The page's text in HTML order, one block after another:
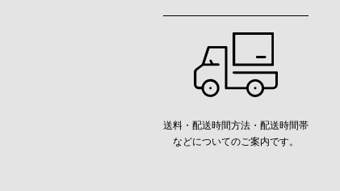
送料・配送時間方法・配送時間帯
などについてのご案内です。